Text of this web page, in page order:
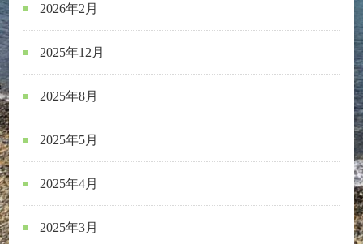
2026年2月
2025年12月
2025年8月
2025年5月
2025年4月
2025年3月